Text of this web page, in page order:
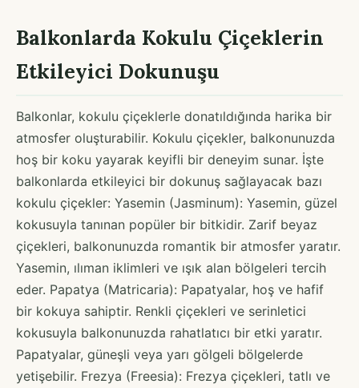
Balkonlarda Kokulu Çiçeklerin
Etkileyici Dokunuşu
Balkonlar, kokulu çiçeklerle donatıldığında harika bir
atmosfer oluşturabilir. Kokulu çiçekler, balkonunuzda
hoş bir koku yayarak keyifli bir deneyim sunar. İşte
balkonlarda etkileyici bir dokunuş sağlayacak bazı
kokulu çiçekler: Yasemin (Jasminum): Yasemin, güzel
kokusuyla tanınan popüler bir bitkidir. Zarif beyaz
çiçekleri, balkonunuzda romantik bir atmosfer yaratır.
Yasemin, ılıman iklimleri ve ışık alan bölgeleri tercih
eder. Papatya (Matricaria): Papatyalar, hoş ve hafif
bir kokuya sahiptir. Renkli çiçekleri ve serinletici
kokusuyla balkonunuzda rahatlatıcı bir etki yaratır.
Papatyalar, güneşli veya yarı gölgeli bölgelerde
yetişebilir. Frezya (Freesia): Frezya çiçekleri, tatlı ve